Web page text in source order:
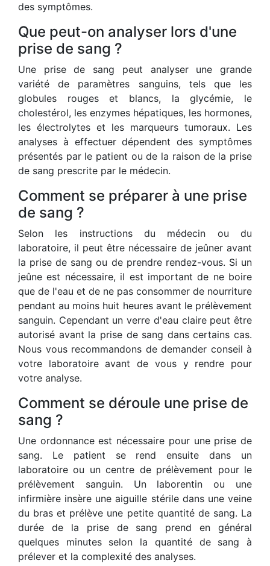
des symptômes.
Que peut-on analyser lors d'une
prise de sang ?
Une prise de sang peut analyser une grande
variété de paramètres sanguins, tels que les
globules rouges et blancs, la glycémie, le
cholestérol, les enzymes hépatiques, les hormones,
les électrolytes et les marqueurs tumoraux. Les
analyses à effectuer dépendent des symptômes
présentés par le patient ou de la raison de la prise
de sang prescrite par le médecin.
Comment se préparer à une prise
de sang ?
Selon les instructions du médecin ou du
laboratoire, il peut être nécessaire de jeûner avant
la prise de sang ou de prendre rendez-vous. Si un
jeûne est nécessaire, il est important de ne boire
que de l'eau et de ne pas consommer de nourriture
pendant au moins huit heures avant le prélèvement
sanguin. Cependant un verre d'eau claire peut être
autorisé avant la prise de sang dans certains cas.
Nous vous recommandons de demander conseil à
votre laboratoire avant de vous y rendre pour
votre analyse.
Comment se déroule une prise de
sang ?
Une ordonnance est nécessaire pour une prise de
sang. Le patient se rend ensuite dans un
laboratoire ou un centre de prélèvement pour le
prélèvement sanguin. Un laborentin ou une
infirmière insère une aiguille stérile dans une veine
du bras et prélève une petite quantité de sang. La
durée de la prise de sang prend en général
quelques minutes selon la quantité de sang à
prélever et la complexité des analyses.